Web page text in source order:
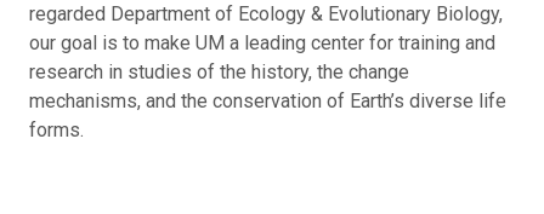
regarded Department of Ecology & Evolutionary Biology,
our goal is to make UM a leading center for training and
research in studies of the history, the change
mechanisms, and the conservation of Earth’s diverse life
forms.